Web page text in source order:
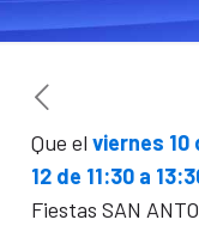
Que elviernes 10
12 de 11:30 a
Fiestas SAN